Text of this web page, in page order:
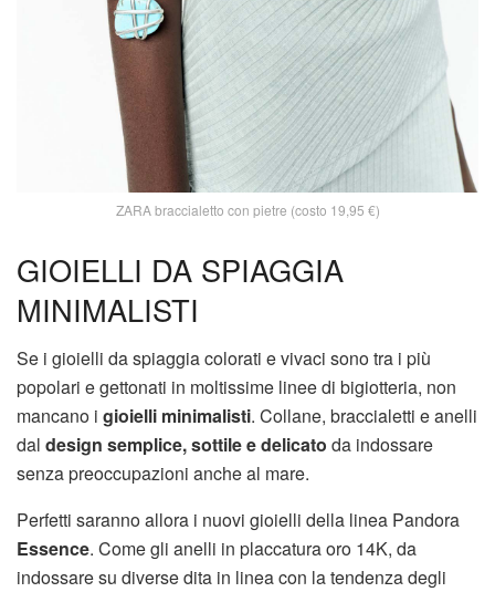
ZARA braccialetto con pietre (costo 19,95 €)
GIOIELLI DA SPIAGGIA
MINIMALISTI
Se i gioielli da spiaggia colorati e vivaci sono tra i più
popolari e gettonati in moltissime linee di bigiotteria, non
mancano i gioielli minimalisti. Collane, braccialetti e anelli
dal design semplice, sottile e delicato da indossare
senza preoccupazioni anche al mare.
Perfetti saranno allora i nuovi gioielli della linea Pandora
Essence. Come gli anelli in placcatura oro 14K, da
indossare su diverse dita in linea con la tendenza degli